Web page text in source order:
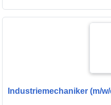
Industriemechaniker (m/